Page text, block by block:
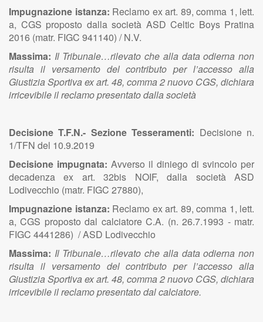
Impugnazione istanza: Reclamo ex art. 89, comma 1, lett.
a, CGS proposto dalla società ASD Celtic Boys Pratina
2016 (matr. FIGC 941140) / N.V.
Massima: Il Tribunale…rilevato che alla data odierna non
risulta il versamento del contributo per l’accesso alla
Giustizia Sportiva ex art. 48, comma 2 nuovo CGS, dichiara
irricevibile il reclamo presentato dalla società
Decisione T.F.N.- Sezione Tesseramenti: Decisione n.
1/TFN del 10.9.2019
Decisione impugnata: Avverso il diniego di svincolo per
decadenza ex art. 32bis NOIF, dalla società ASD
Lodivecchio (matr. FIGC 27880),
Impugnazione istanza: Reclamo ex art. 89, comma 1, lett.
a, CGS proposto dal calciatore C.A. (n. 26.7.1993 - matr.
FIGC 4441286) / ASD Lodivecchio
Massima: Il Tribunale…rilevato che alla data odierna non
risulta il versamento del contributo per l’accesso alla
Giustizia Sportiva ex art. 48, comma 2 nuovo CGS, dichiara
irricevibile il reclamo presentato dal calciatore.